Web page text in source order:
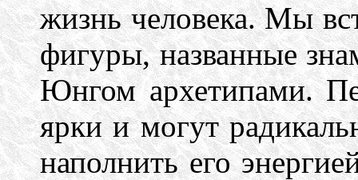
жизнь человека. Мы
фигуры, названные
Юнгом архетипами.
ярки и могут
наполнить его